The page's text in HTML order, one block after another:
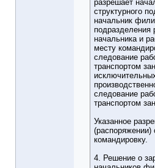
разрешает
структурного
начальник
подразделения
начальника и
месту
следование
транспортом
следование
транспортом
Указанное
(распоряжении)
командировку.
4. Решение о